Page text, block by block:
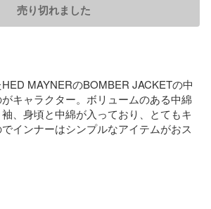
売り切れました
MAYNERのBOMBER JACKETの中
キャラクター。ボリュームのある中綿
、身頃と中綿が入っており、とてもキ
インナーはシンプルなアイテムがおス